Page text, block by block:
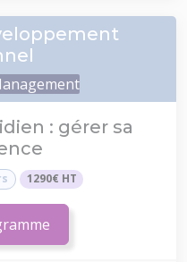
: gérer sa
1290€ HT